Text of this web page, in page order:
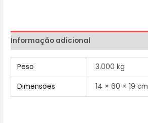
Informação adicional
Peso 3.000 kg
Dimensões 14 × 60 × 19 cm